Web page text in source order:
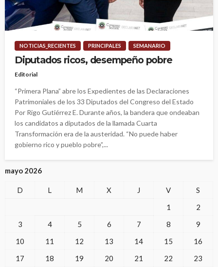
NOTICIAS_RECIENTES PRINCIPALES SEMANARIO
Diputados ricos, desempeño pobre
Editorial
“Primera Plana” abre los Expedientes de las Declaraciones
Patrimoniales de los 33 Diputados del Congreso del Estado
Por Rigo Gutiérrez E. Durante años, la bandera que ondeaban
los candidatos a diputados de la llamada Cuarta
Transformación era de la austeridad. “No puede haber
gobierno rico y pueblo pobre”,...
mayo 2026
D L M X J V
S
1
2
3
4 5 6 7 8
9
10
11 12 13 14 15
16
17
18 19 20 21 22
23